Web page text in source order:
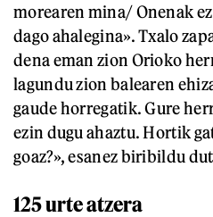
morearen mina/ Onenak
dago ahalegina». Txalo
dena eman zion Orioko
lagundu zion balearen
gaude horregatik. Gure
ezin dugu ahaztu. Hortik
goaz?», esanez biribildu
125 urte atzera